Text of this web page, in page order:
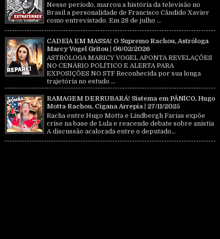
Nesse período, marcou a história da televisão no
Brasil a personalidade de Francisco Cândido Xavier
como entrevistado. Em 28 de julho ...
CADElA EM MASSA! O Supremo Rachou, Astróloga
Marcy Vogel Gritou | 06/02/2026
ASTRÓLOGA MARICY VOGEL APONTA REVELAÇÕES
NO CENÁRIO POLÍTICO E ALERTA PARA
EXPOSIÇÕES NO STF Reconhecida por sua longa
trajetória no estudo ...
RAMAGEM DERRUBARÁ! Sistema em PÂNlC0, Hugo
Motta Rachou, Cigana Arrepia | 27/11/2025
Racha entre Hugo Motta e Lindbergh Farias expõe
crise na base de Lula e reacende debate sobre anistia
A discussão acalorada entre o deputado...